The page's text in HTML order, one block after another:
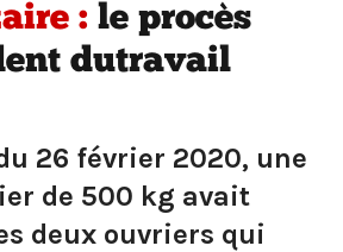
: le procès
dutravail
26 février 2020, une
de 500 kg avait
deux ouvriers qui